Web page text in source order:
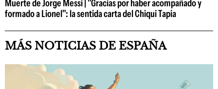
Muerte de Jorge Messi | "Gracias por haber acompañado y
formado a Lionel": la sentida carta del Chiqui Tapia
MÁS NOTICIAS DE ESPAÑA